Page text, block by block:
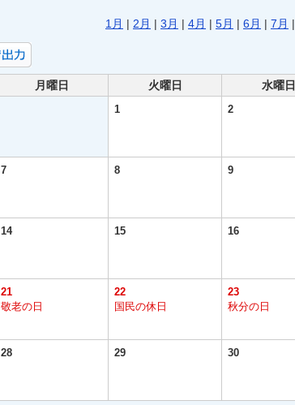
1月 | 2月 | 3月 | 4月 | 5月 | 6月 | 7月 |
月曜日 火曜日 水曜日
1 2
7 8 9
14 15 16
21
敬老の日
22
国民の休日
23
秋分の日
28 29 30